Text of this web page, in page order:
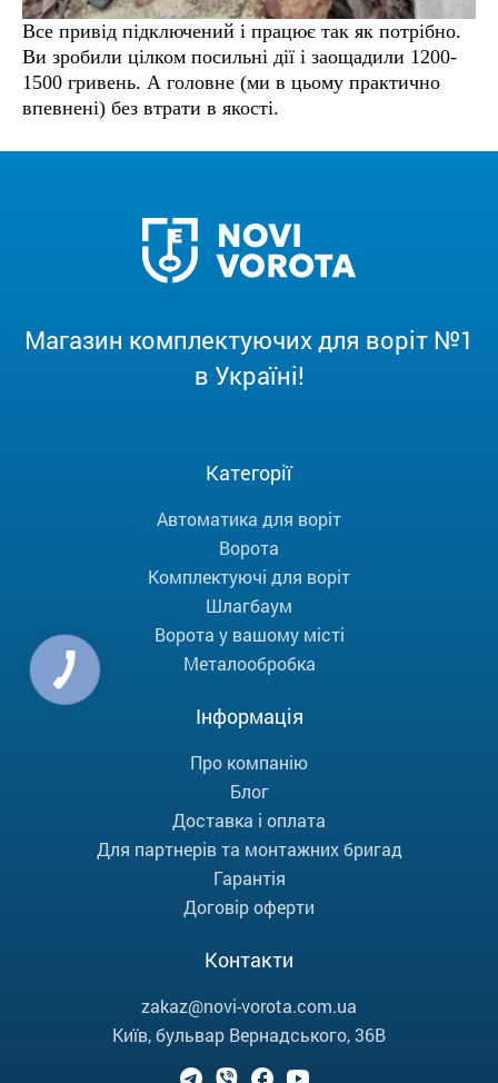
Все привід підключений і працює так як потрібно.
Ви зробили цілком посильні дії і заощадили 1200-
1500 гривень. А головне (ми в цьому практично
впевнені) без втрати в якості.
Магазин комплектуючих для воріт №1
в Україні!
Категорії
Автоматика для воріт
Ворота
Комплектуючі для воріт
Шлагбаум
Ворота у вашому місті
Металообробка
Інформація
Про компанію
Блог
Доставка і оплата
Для партнерів та монтажних бригад
Гарантія
Договір оферти
Контакти
zakaz@novi-vorota.com.ua
Київ, бульвар Вернадського, 36В